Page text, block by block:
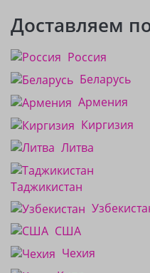
Доставляем
Россия
Беларусь
Армения
Киргизия
Литва
Таджикистан
США
Чехия